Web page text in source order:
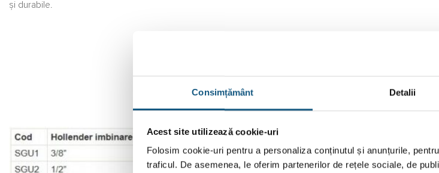
Consimțământ Detalii
Acest site utilizează cookie-uri
Folosim cookie-uri pentru a personaliza conținutul și anunțurile,
traficul. De asemenea, le oferim partenerilor de rețele sociale, de
și durabile.